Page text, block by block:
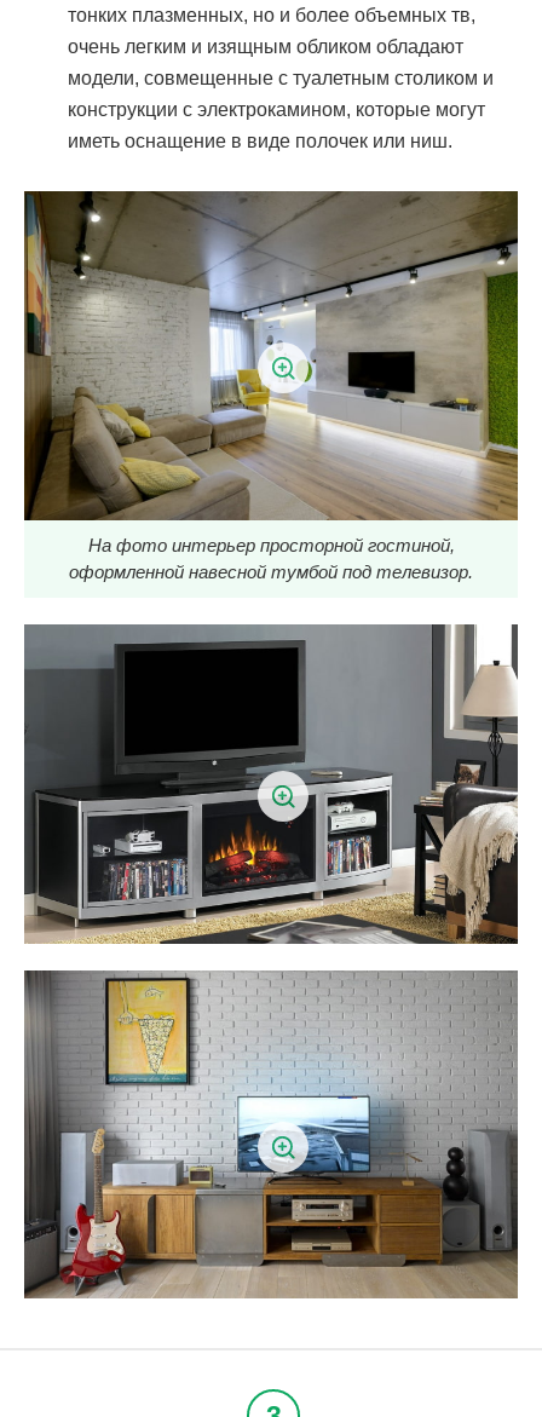
тонких плазменных, но и более объемных тв,
очень легким и изящным обликом обладают
модели, совмещенные с туалетным столиком и
конструкции с электрокамином, которые могут
иметь оснащение в виде полочек или ниш.
На фото интерьер просторной гостиной,
оформленной навесной тумбой под телевизор.